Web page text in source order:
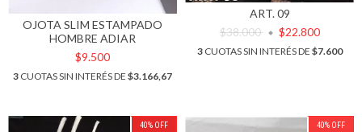
OJOTA SLIM ESTAMPADO
HOMBRE ADIAR
$9.500
3 CUOTAS SIN INTERÉS DE $3.166,67
ART. 09
$38.000
$22.800
3CUOTAS SIN INTERÉS DE $7.600
40% OFF 40% OFF